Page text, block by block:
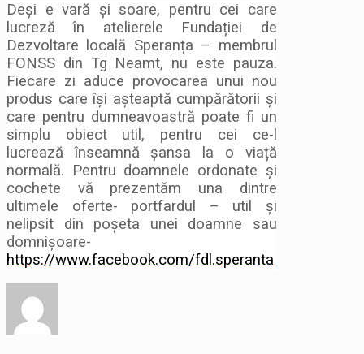
Deși e vară și soare, pentru cei care
lucreză în atelierele Fundației de
Dezvoltare locală Speranța – membrul
FONSS din Tg Neamt, nu este pauza.
Fiecare zi aduce provocarea unui nou
produs care își așteaptă cumpărătorii și
care pentru dumneavoastră poate fi un
simplu obiect util, pentru cei ce-l
lucrează înseamnă șansa la o viață
normală. Pentru doamnele ordonate și
cochete vă prezentăm una dintre
ultimele oferte- portfardul – util și
nelipsit din poșeta unei doamne sau
domnișoare-
https://www.facebook.com/fdl.speranta